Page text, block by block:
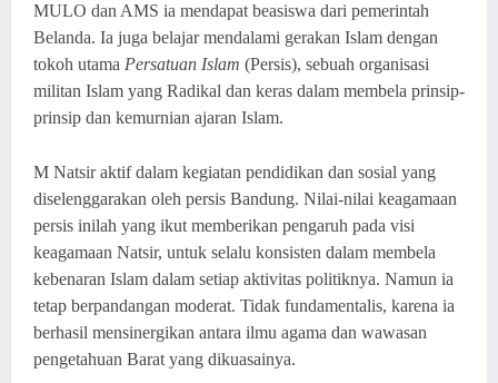
MULO dan AMS ia mendapat beasiswa dari pemerintah
Belanda. Ia juga belajar mendalami gerakan Islam dengan
tokoh utama Persatuan Islam (Persis), sebuah organisasi
militan Islam yang Radikal dan keras dalam membela prinsip-
prinsip dan kemurnian ajaran Islam.
M Natsir aktif dalam kegiatan pendidikan dan sosial yang
diselenggarakan oleh persis Bandung. Nilai-nilai keagamaan
persis inilah yang ikut memberikan pengaruh pada visi
keagamaan Natsir, untuk selalu konsisten dalam membela
kebenaran Islam dalam setiap aktivitas politiknya. Namun ia
tetap berpandangan moderat. Tidak fundamentalis, karena ia
berhasil mensinergikan antara ilmu agama dan wawasan
pengetahuan Barat yang dikuasainya.